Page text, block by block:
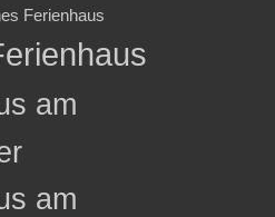
Ferienhaus
am
am